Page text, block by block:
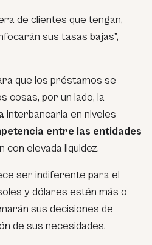
de clientes que tengan,
sus tasas bajas”,
que los préstamos se
cosas, por un lado, la
interbancaria en niveles
entre las entidades
con elevada liquidez.
ser indiferente para el
y dólares estén más o
sus decisiones de
de sus necesidades.